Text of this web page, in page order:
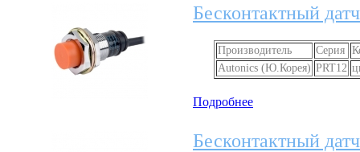
Бесконтактный
Производитель Серия
Autonics (Ю.Корея) PRT12
Подробнее
Бесконтактный